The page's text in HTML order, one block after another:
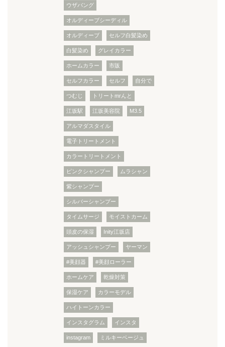
ウザバング
オルディーブシーディル
オルディーブ セルフ白髪染め
白髪染め グレイカラー
ホームカラー 市販
セルフカラー セルフ 自分で
つむじ トリートmrんと
江坂駅 江坂美容院 M3.5
アルマダスタイル
電子トリートメント
カラートリートメント
ピンクシャンプー ムラシャン
紫シャンプー
シルバーシャンプー
タイムサージ モイストカーム
頭皮の保湿 Inity江坂店
アッシュシャンプー ヤーマン
#美顔器 #美顔ローラー
ホームケア 乾燥対策
保湿ケア カラーモデル
ハイトーンカラー
インスタグラム インスタ
instagram ミルキーベージュ